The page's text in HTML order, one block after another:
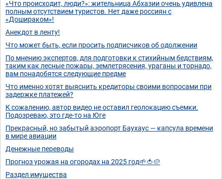
«Что происходит, люди?»: жительница Абхазии очень удивлена
полным отсутствием туристов. Нет даже россиян с
«Дошираком»!
Анекдот в ленту!
Что может быть, если просить подписчиков об одолжении
По мнению экспертов, для подготовки к стихийным бедствиям,
таким как лесные пожары, землетрясения, ураганы и торнадо,
вам понадобятся следующие предме
Что именно хотят выяснить кредиторы своими вопросами при
задержке платежей?
К сожалению, автор видео не оставил геолокацию съемки.
Подозреваю, это где-то на Юге
Прекрасный, но забытый аэропорт Баухаус — капсула времени
в мире авиации
Денежные переводы
Прогноз урожая на огородах на 2025 год🌱🍅🥔
Раздел имущества